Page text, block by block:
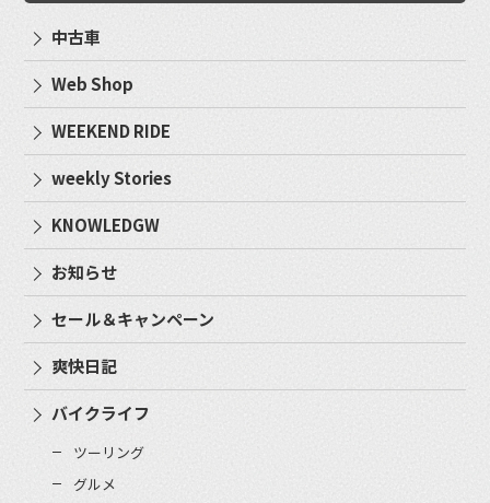
中古車
Web Shop
WEEKEND RIDE
weekly Stories
KNOWLEDGW
お知らせ
セール＆キャンペーン
爽快日記
バイクライフ
ツーリング
グルメ